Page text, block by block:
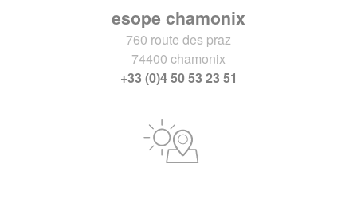
esope chamonix
760 route des praz
74400 chamonix
+33 (0)4 50 53 23 51